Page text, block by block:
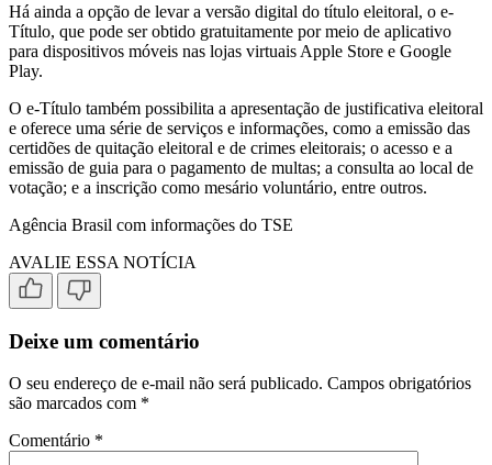
Há ainda a opção de levar a versão digital do título eleitoral, o e-
Título, que pode ser obtido gratuitamente por meio de aplicativo
para dispositivos móveis nas lojas virtuais Apple Store e Google
Play.
O e-Título também possibilita a apresentação de justificativa eleitoral
e oferece uma série de serviços e informações, como a emissão das
certidões de quitação eleitoral e de crimes eleitorais; o acesso e a
emissão de guia para o pagamento de multas; a consulta ao local de
votação; e a inscrição como mesário voluntário, entre outros.
Agência Brasil com informações do TSE
AVALIE ESSA NOTÍCIA
Deixe um comentário
O seu endereço de e-mail não será publicado. Campos obrigatórios
são marcados com *
Comentário *